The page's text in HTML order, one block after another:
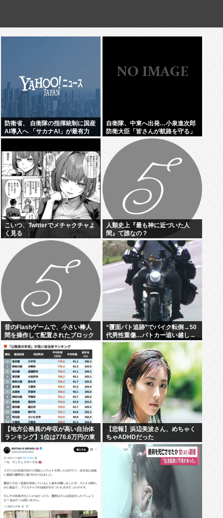
防衛省、 自衛隊の指揮統制に国産
AI導入へ 「サカナAI」が最有力
www
自衛隊、中東へ出発…小泉進次郎
防衛大臣「皆さんが航路を守る」
こいつ、Twitterでメチャクチャよ
く見る
人類史上『最も神に近づいた人
間』て誰なの？
昔のFlashゲームで、小さい棒人
間を操作して配置されたブロック
上でゴールに行くゲーム、覚えて
いる人いない？
“覆面パト追跡”でバイク転倒→50
代男性重傷…パトカー追い越し→
赤色灯つけた後まもなく転倒
【地方公務員の年収が高い自治体
ランキング】1位は776.6万円の東
京都小平市 (平均年齢41.1歳）、2
位は神奈川県川崎市の776.4万
円、3位は東京都武蔵野市の765.4
万円
【悲報】浜辺美波さん、めちゃく
ちゃADHDだった